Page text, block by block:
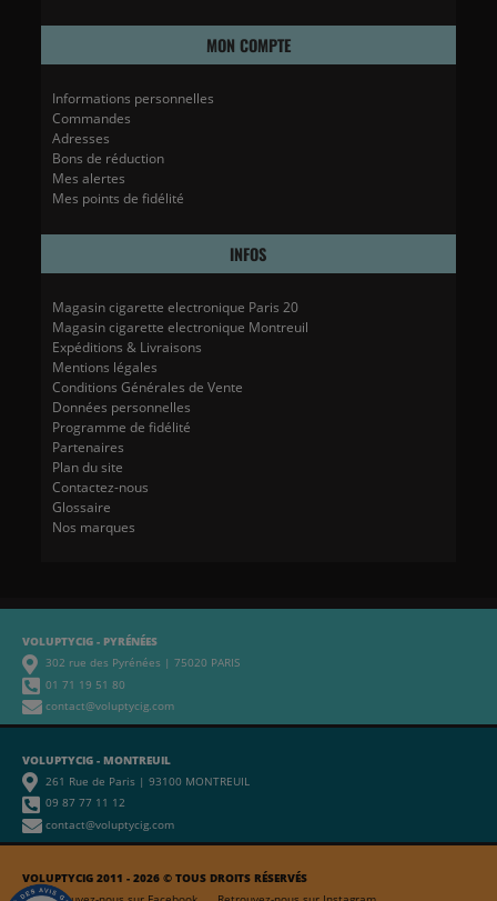
MON COMPTE
Informations personnelles
Commandes
Adresses
Bons de réduction
Mes alertes
Mes points de fidélité
INFOS
Magasin cigarette electronique Paris 20
Magasin cigarette electronique Montreuil
Expéditions & Livraisons
Mentions légales
Conditions Générales de Vente
Données personnelles
Programme de fidélité
Partenaires
Plan du site
Contactez-nous
Glossaire
Nos marques
VOLUPTYCIG - PYRÉNÉES
302 rue des Pyrénées | 75020 PARIS
01 71 19 51 80
contact@voluptycig.com
VOLUPTYCIG 2011 - 2026 © TOUS DROITS RÉSERVÉS
VOLUPTYCIG - MONTREUIL
261 Rue de Paris | 93100 MONTREUIL
09 87 77 11 12
contact@voluptycig.com